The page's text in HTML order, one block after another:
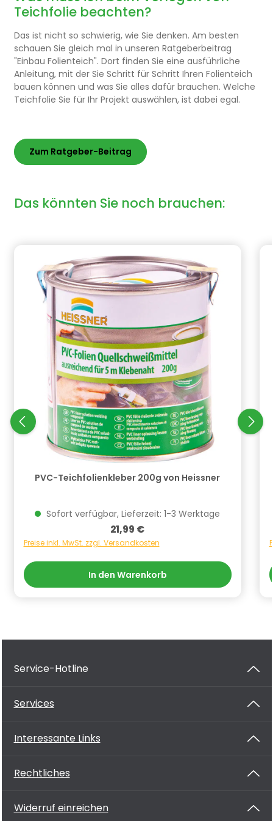
wird der Folie durch das eingelassene Wasser
den zentrierten Druck von Fremdkörpern im
Erdreich dämpfen und damit verhindern, dass
die Folie später beschädigt wird.Handelsübliche
Vliese haben meistens die Eigenschaft beim
verlegen sehr schnell zu reißen, insbesondere
wenn die Teichfolie schon übergelegt wurde
und an dieser anschließend gezogen oder
Ihres Teichfolienlieferanten. Bei unsachgemäßer
Verlegung der Teichfolie erlischt in vielen Fällen
die Garantie.Größe: 2 x 3 m = 6 m² Qualität: 200
Deutschland GmbH, Bahnhofstraße 68, 73240
Wendlingen, DE, info.de@cf.group,
Teichfolie beachten?
Das ist nicht so schwierig, wie Sie denken. Am besten
schauen Sie gleich mal in unseren Ratgeberbeitrag
"Einbau Folienteich". Dort finden Sie eine ausführliche
Anleitung, mit der Sie Schritt für Schritt Ihren Folienteich
bauen können und was Sie alles dafür brauchen. Welche
Teichfolie Sie für Ihr Projekt auswählen, ist dabei egal.
Zum Ratgeber-Beitrag
Das könnten Sie noch brauchen:
PVC-Teichfolienkleber 200g von Heissner
Sofort verfügbar, Lieferzeit: 1-3 Werktage
Regulärer Preis:
21,99 €
Preise inkl. MwSt. zzgl. Versandkosten
In den Warenkorb
Service-Hotline
Services
Interessante Links
Rechtliches
Widerruf einreichen